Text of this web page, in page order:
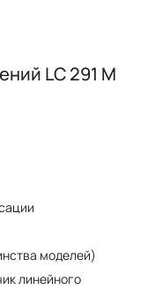
LC 291 M
моделей)
линейного